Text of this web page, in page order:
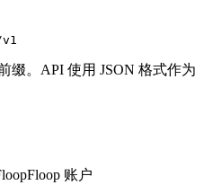
缀。API 使用 JSON 格式作为
账户